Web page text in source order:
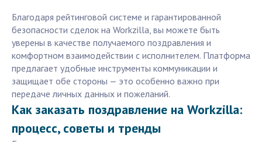
Благодаря рейтинговой системе и гарантированной
безопасности сделок на Workzilla, вы можете быть
уверены в качестве получаемого поздравления и
комфортном взаимодействии с исполнителем. Платформа
предлагает удобные инструменты коммуникации и
защищает обе стороны — это особенно важно при
передаче личных данных и пожеланий.
Как заказать поздравление на Workzilla:
процесс, советы и тренды